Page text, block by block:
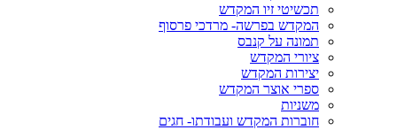
תכשיטי זיו המקדש
המקדש בפרשה- מרדכי פרסוף
תמונה על קנבס
ציורי המקדש
יצירות המקדש
ספרי אוצר המקדש
משניות
חוברות המקדש ועבודתו- חגים